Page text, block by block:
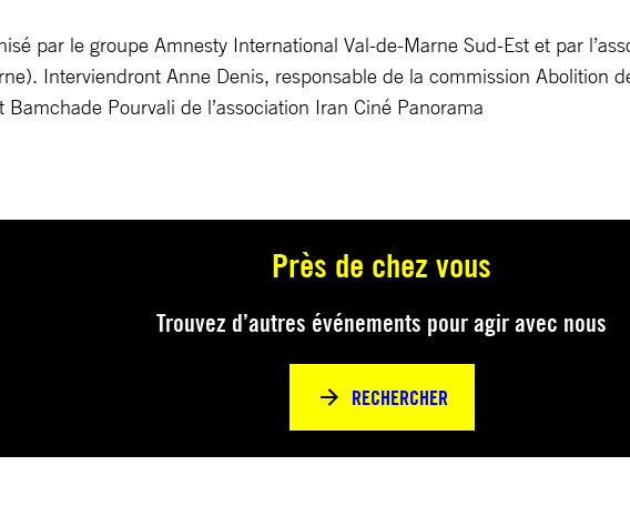
par le groupe Amnesty International Val-de-Marne Sud-Est et par
Interviendront Anne Denis, responsable de la commission Abolition
Pourvali de l’association Iran Ciné Panorama
Près de chez vous
Trouvez d’autres événements pour agir avec nous
RECHERCHER